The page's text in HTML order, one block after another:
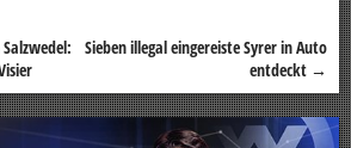
Sieben illegal eingereiste Syrer in Auto
entdeckt →